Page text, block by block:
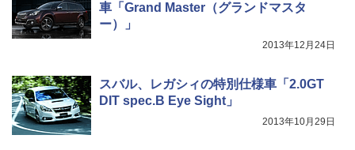
車「Grand Master（グランドマスタ
ー）」
2013年12月24日
スバル、レガシィの特別仕様車「2.0GT
DIT spec.B Eye Sight」
2013年10月29日